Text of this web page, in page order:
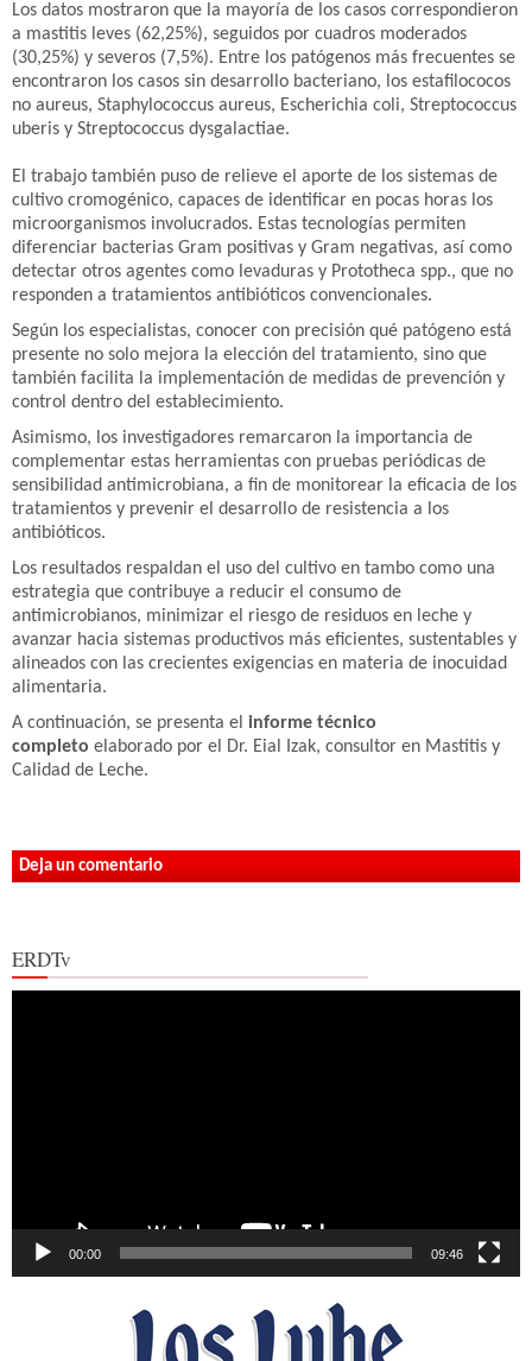
Los datos mostraron que la mayoría de los casos correspondieron
a mastitis leves (62,25%), seguidos por cuadros moderados
(30,25%) y severos (7,5%). Entre los patógenos más frecuentes se
encontraron los casos sin desarrollo bacteriano, los estafilococos
no aureus, Staphylococcus aureus, Escherichia coli, Streptococcus
uberis y Streptococcus dysgalactiae.
El trabajo también puso de relieve el aporte de los sistemas de
cultivo cromogénico, capaces de identificar en pocas horas los
microorganismos involucrados. Estas tecnologías permiten
diferenciar bacterias Gram positivas y Gram negativas, así como
detectar otros agentes como levaduras y Prototheca spp., que no
responden a tratamientos antibióticos convencionales.
Según los especialistas, conocer con precisión qué patógeno está
presente no solo mejora la elección del tratamiento, sino que
también facilita la implementación de medidas de prevención y
control dentro del establecimiento.
Asimismo, los investigadores remarcaron la importancia de
complementar estas herramientas con pruebas periódicas de
sensibilidad antimicrobiana, a fin de monitorear la eficacia de los
tratamientos y prevenir el desarrollo de resistencia a los
antibióticos.
Los resultados respaldan el uso del cultivo en tambo como una
estrategia que contribuye a reducir el consumo de
antimicrobianos, minimizar el riesgo de residuos en leche y
avanzar hacia sistemas productivos más eficientes, sustentables y
alineados con las crecientes exigencias en materia de inocuidad
alimentaria.
A continuación, se presenta el informe técnico
completo elaborado por el Dr. Eial Izak, consultor en Mastitis y
Calidad de Leche.
Deja un comentario
ERDTv
00:00 09:46